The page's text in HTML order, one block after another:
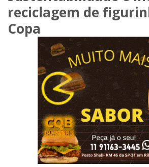
reciclagem de
Copa